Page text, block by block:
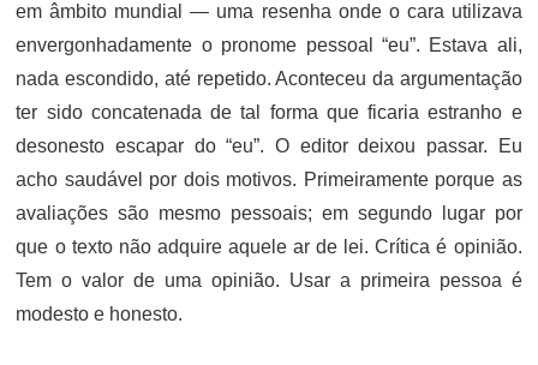
em âmbito mundial — uma resenha onde o cara utilizava
envergonhadamente o pronome pessoal “eu”. Estava ali,
nada escondido, até repetido. Aconteceu da argumentação
ter sido concatenada de tal forma que ficaria estranho e
desonesto escapar do “eu”. O editor deixou passar. Eu
acho saudável por dois motivos. Primeiramente porque as
avaliações são mesmo pessoais; em segundo lugar por
que o texto não adquire aquele ar de lei. Crítica é opinião.
Tem o valor de uma opinião. Usar a primeira pessoa é
modesto e honesto.